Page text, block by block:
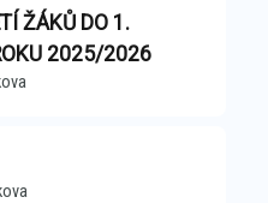
ŽÁKŮ DO 1.
2025/2026